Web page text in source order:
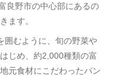
良野市の中心部にあるの
ます。
囲むように、旬の野菜や
じめ、約2,000種類の富
元食材にこだわったパン